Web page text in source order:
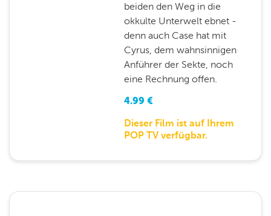
beiden den Weg in die
okkulte Unterwelt ebnet -
denn auch Case hat mit
Cyrus, dem wahnsinnigen
Anführer der Sekte, noch
eine Rechnung offen.
4.99 €
Dieser Film ist auf Ihrem
POP TV verfügbar.